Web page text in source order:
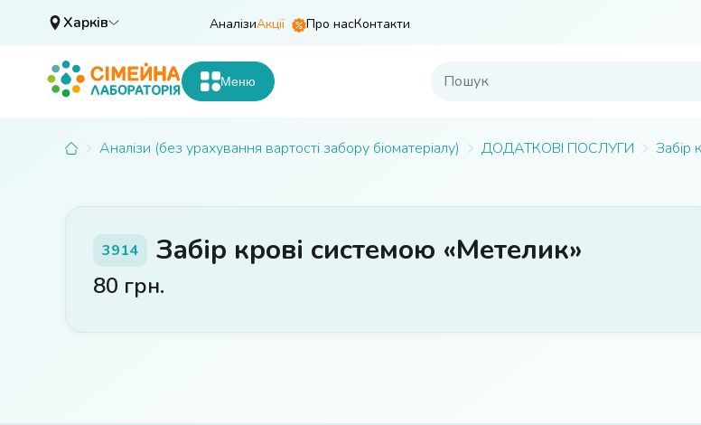
Харків АналізиАкції Про насКонтакти
Меню
Аналізи (без урахування вартості забору біоматеріалу) ДОДАТКОВІ ПОСЛУГИ Забір
3914 Забір крові системою «Метелик»
80 грн.